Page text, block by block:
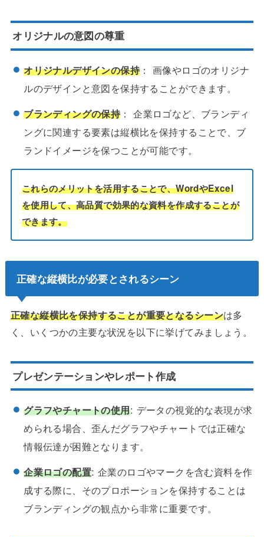
オリジナルの意図の尊重
オリジナルデザインの保持： 画像やロゴのオリジナ
ルのデザインと意図を保持することができます。
ブランディングの保持： 企業ロゴなど、ブランディ
ングに関連する要素は縦横比を保持することで、ブ
ランドイメージを保つことが可能です。
これらのメリットを活用することで、WordやExcel
を使用して、高品質で効果的な資料を作成することが
できます。
正確な縦横比が必要とされるシーン
正確な縦横比を保持することが重要となるシーンは多
く、いくつかの主要な状況を以下に挙げてみましょう。
プレゼンテーションやレポート作成
グラフやチャートの使用: データの視覚的な表現が求
められる場合、歪んだグラフやチャートでは正確な
情報伝達が困難となります。
企業ロゴの配置: 企業のロゴやマークを含む資料を作
成する際に、そのプロポーションを保持することは
ブランディングの観点から非常に重要です。